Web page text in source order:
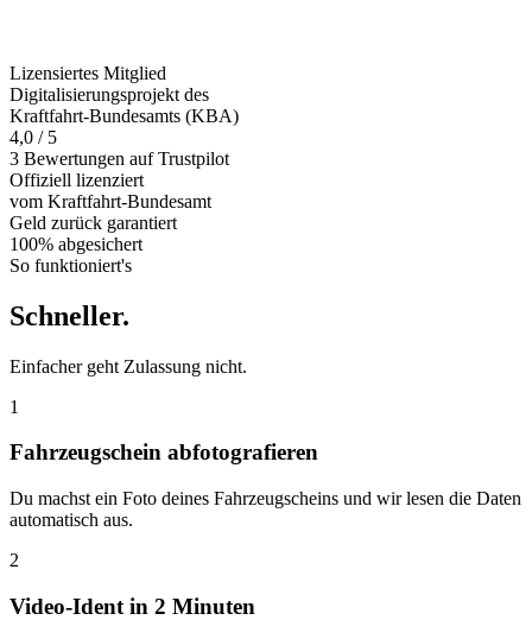
Lizensiertes Mitglied
Digitalisierungsprojekt des
Kraftfahrt-Bundesamts (KBA)
4,0 / 5
3 Bewertungen auf Trustpilot
Offiziell lizenziert
vom Kraftfahrt-Bundesamt
Geld zurück garantiert
100% abgesichert
So funktioniert's
Schneller.
Einfacher geht Zulassung nicht.
1
Fahrzeugschein abfotografieren
Du machst ein Foto deines Fahrzeugscheins und wir lesen die Daten
automatisch aus.
2
Video-Ident in 2 Minuten